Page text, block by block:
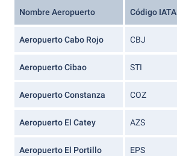
Nombre Aeropuerto Código IATA
Aeropuerto Cabo Rojo CBJ
Aeropuerto Cibao STI
Aeropuerto Constanza COZ
Aeropuerto El Catey AZS
Aeropuerto El Portillo EPS